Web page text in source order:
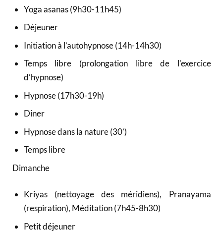
Yoga asanas (9h30-11h45)
Déjeuner
Initiation à l’autohypnose (14h-14h30)
Temps libre (prolongation libre de l’exercice
d’hypnose)
Hypnose (17h30-19h)
Diner
Hypnose dans la nature (30’)
Temps libre
Dimanche
Kriyas (nettoyage des méridiens), Pranayama
(respiration), Méditation (7h45-8h30)
Petit déjeuner